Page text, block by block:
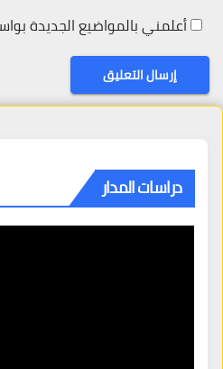
أعلمني بالمواضيع الجديدة
دراسات المدار